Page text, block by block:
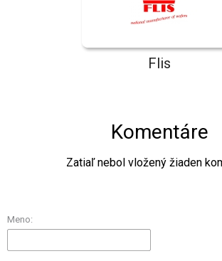
Flis
Komentáre
Zatiaľ nebol vložený žiaden
Meno: